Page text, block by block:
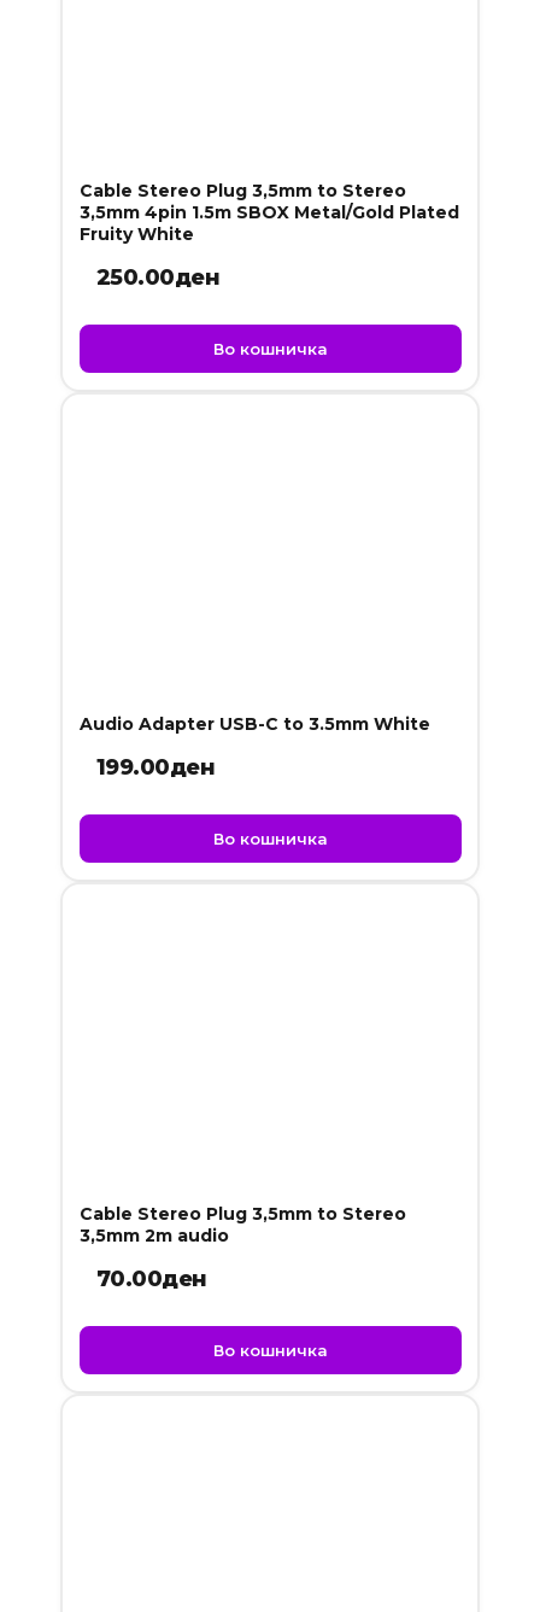
Cable Stereo Plug 3,5mm to Stereo
3,5mm 4pin 1.5m SBOX Metal/Gold Plated
Fruity White
250.00ден
Во кошничка
Audio Adapter USB-C to 3.5mm White
199.00ден
Во кошничка
Cable Stereo Plug 3,5mm to Stereo
3,5mm 2m audio
70.00ден
Во кошничка